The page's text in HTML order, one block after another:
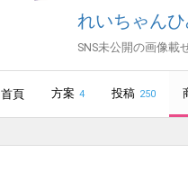
れいちゃん
SNS未公開の画像載
首頁 方案 4 投稿 250